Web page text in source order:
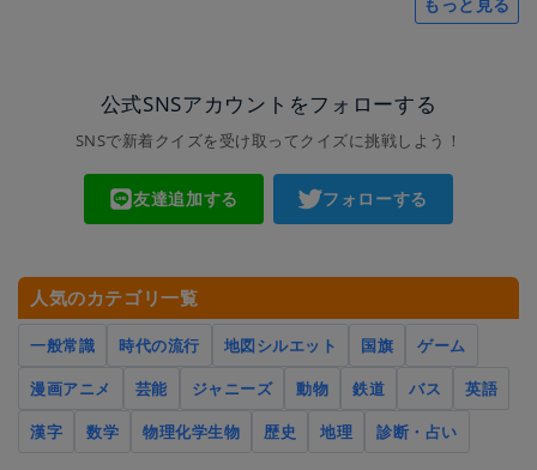
公式SNSアカウントをフォローする
SNSで新着クイズを受け取ってクイズに挑戦しよう！
友達追加する フォローする
人気のカテゴリ一覧
一般常識 時代の流行 地図シルエット 国旗
ゲーム
漫画アニメ
芸能 ジャニーズ 動物 鉄道 バス
英語
漢字
数学 物理化学生物 歴史 地理 診断・占い